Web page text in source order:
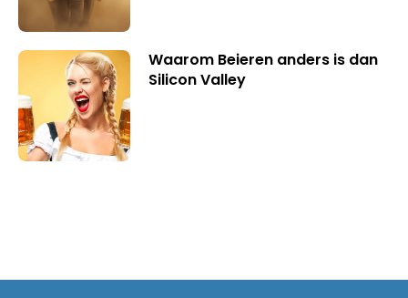
Waarom Beieren anders is dan
Silicon Valley